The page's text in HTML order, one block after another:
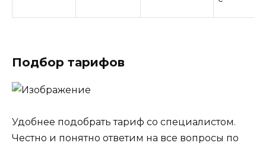
Подбор тарифов
Удобнее подобрать тариф со специалистом.
Честно и понятно ответим на все вопросы по